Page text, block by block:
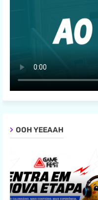
OOH YEEAAH